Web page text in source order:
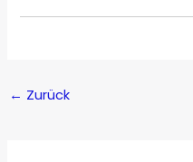
← Zurück